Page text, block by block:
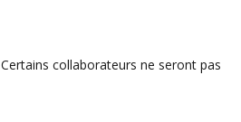
Certains collaborateurs ne seront pas